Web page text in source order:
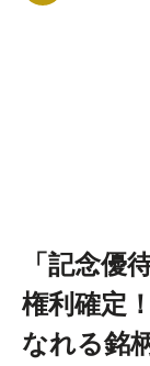
「記念優
権利確定
なれる銘